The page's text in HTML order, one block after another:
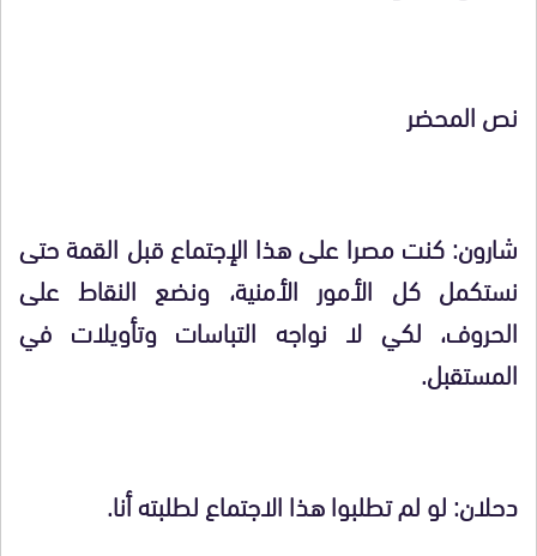
نص المحضر
شارون: كنت مصرا على هذا الإجتماع قبل القمة حتى
نستكمل كل الأمور الأمنية، ونضع النقاط على
الحروف، لكي لا نواجه التباسات وتأويلات في
المستقبل.
دحلان: لو لم تطلبوا هذا الاجتماع لطلبته أنا.